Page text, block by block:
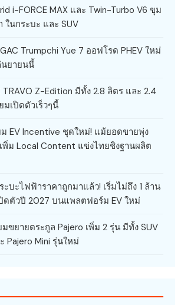
i-FORCE MAX และ Twin-Turbo V6 ขุม
ในกระบะ และ SUV
Trumpchi Yue 7 ออฟโรด PHEV ใหม่
ยายนนี้
TRAVO Z-Edition มีทั้ง 2.8 ลิตร และ 2.4
มเปิดตัวเร็วๆนี้
EV Incentive ชุดใหม่! แม้ยอดขายพุ่ง
พิ่ม Local Content แข่งไทยชิงฐานผลิต
ะบะไฟฟ้าราคาถูกมาแล้ว! เริ่มไม่ถึง 1 ล้าน
ดตัวปี 2027 บนแพลตฟอร์ม EV ใหม่
ขยายตระกูล Pajero เพิ่ม 2 รุ่น มีทั้ง SUV
Pajero Mini รุ่นใหม่